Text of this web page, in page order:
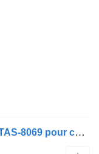
Direction assistée TRW FM (01.05-) TAS-8069 pour camion Volvo FM7-FM12, FM, FMX (1998-2014)